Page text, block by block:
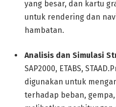
yang besar, dan kartu
untuk rendering dan
hambatan.
Analisis dan Simulasi
SAP2000, ETABS,
digunakan untuk
terhadap beban,